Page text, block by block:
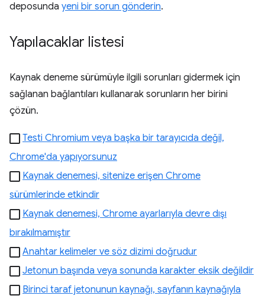
deposunda yeni bir sorun gönderin.
Yapılacaklar listesi
Kaynak deneme sürümüyle ilgili sorunları gidermek için
sağlanan bağlantıları kullanarak sorunların her birini
çözün.
Testi Chromium veya başka bir tarayıcıda değil,
Chrome'da yapıyorsunuz
Kaynak denemesi, sitenize erişen Chrome
sürümlerinde etkindir
Kaynak denemesi, Chrome ayarlarıyla devre dışı
bırakılmamıştır
Anahtar kelimeler ve söz dizimi doğrudur
Jetonun başında veya sonunda karakter eksik değildir
Birinci taraf jetonunun kaynağı, sayfanın kaynağıyla